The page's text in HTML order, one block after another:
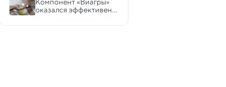
гель показал высокую
эффективность
оказался эффективен в
борьбе со смертельной
детской болезнью